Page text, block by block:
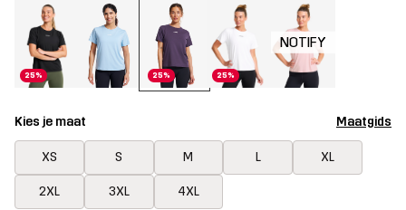
25% 25% 25%
NOTIFY
Kies je maat Maatgids
XS S M L XL
2XL 3XL 4XL